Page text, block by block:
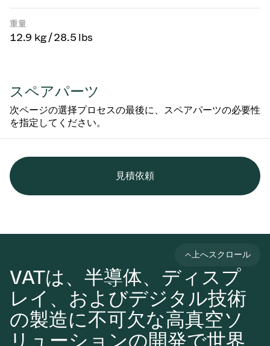
重量
12.9 kg / 28.5 lbs
スペアパーツ
次ページの選择プロセスの最後に、スペアパーツの必要性
を指定してください。
見積依頼
VATは、半導体、ディスプ
レイ、およびデジタル技術
の製造に不可欠な高真空ソ
リューションの開発で世界
上へスクロール